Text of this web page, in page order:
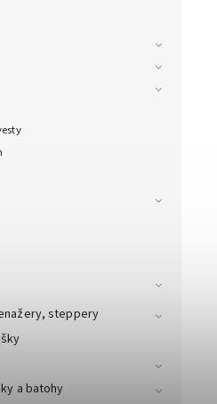
steppery
a batohy